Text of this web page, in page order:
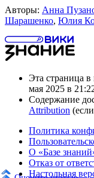
Авторы: Анна
Шарашенко, Юлия
Эта страница в
мая 2025 в
Содержание
Attribution
Политика
О «Базе
Отказ от
Настольная